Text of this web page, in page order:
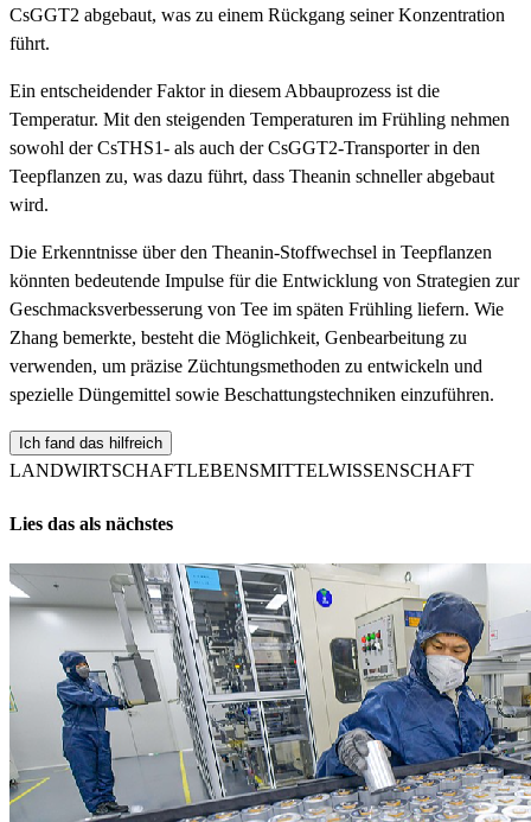
CsGGT2 abgebaut, was zu einem Rückgang seiner Konzentration
führt.
Ein entscheidender Faktor in diesem Abbauprozess ist die
Temperatur. Mit den steigenden Temperaturen im Frühling nehmen
sowohl der CsTHS1- als auch der CsGGT2-Transporter in den
Teepflanzen zu, was dazu führt, dass Theanin schneller abgebaut
wird.
Die Erkenntnisse über den Theanin-Stoffwechsel in Teepflanzen
könnten bedeutende Impulse für die Entwicklung von Strategien zur
Geschmacksverbesserung von Tee im späten Frühling liefern. Wie
Zhang bemerkte, besteht die Möglichkeit, Genbearbeitung zu
verwenden, um präzise Züchtungsmethoden zu entwickeln und
spezielle Düngemittel sowie Beschattungstechniken einzuführen.
Ich fand das hilfreich
LANDWIRTSCHAFTLEBENSMITTELWISSENSCHAFT
Lies das als nächstes